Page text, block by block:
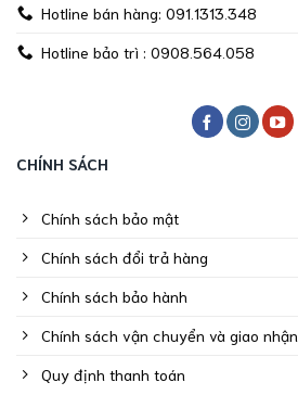
Hotline bán hàng: 091.1313.348
Hotline bảo trì : 0908.564.058
CHÍNH SÁCH
Chính sách bảo mật
Chính sách đổi trả hàng
Chính sách bảo hành
Chính sách vận chuyển và giao nhận
Quy định thanh toán